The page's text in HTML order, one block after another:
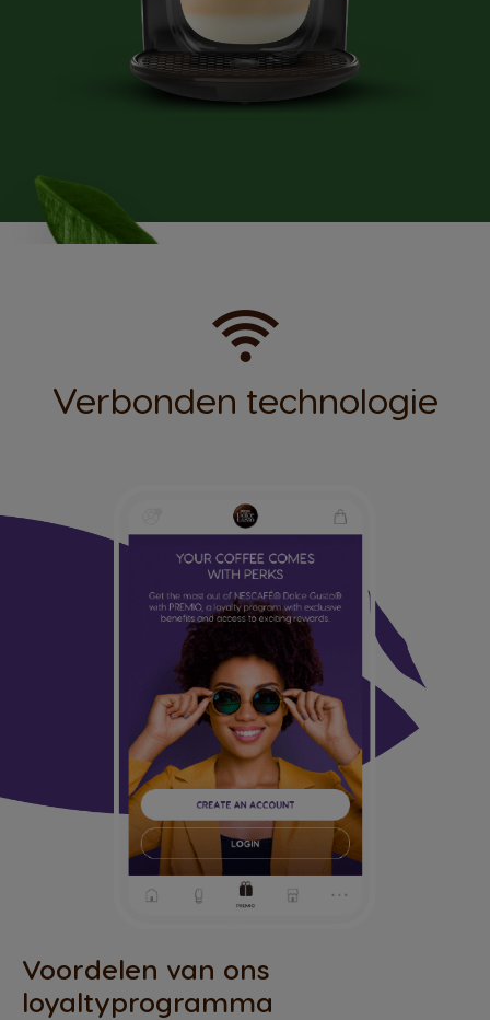
Verbonden technologie
Voordelen van ons
loyaltyprogramma